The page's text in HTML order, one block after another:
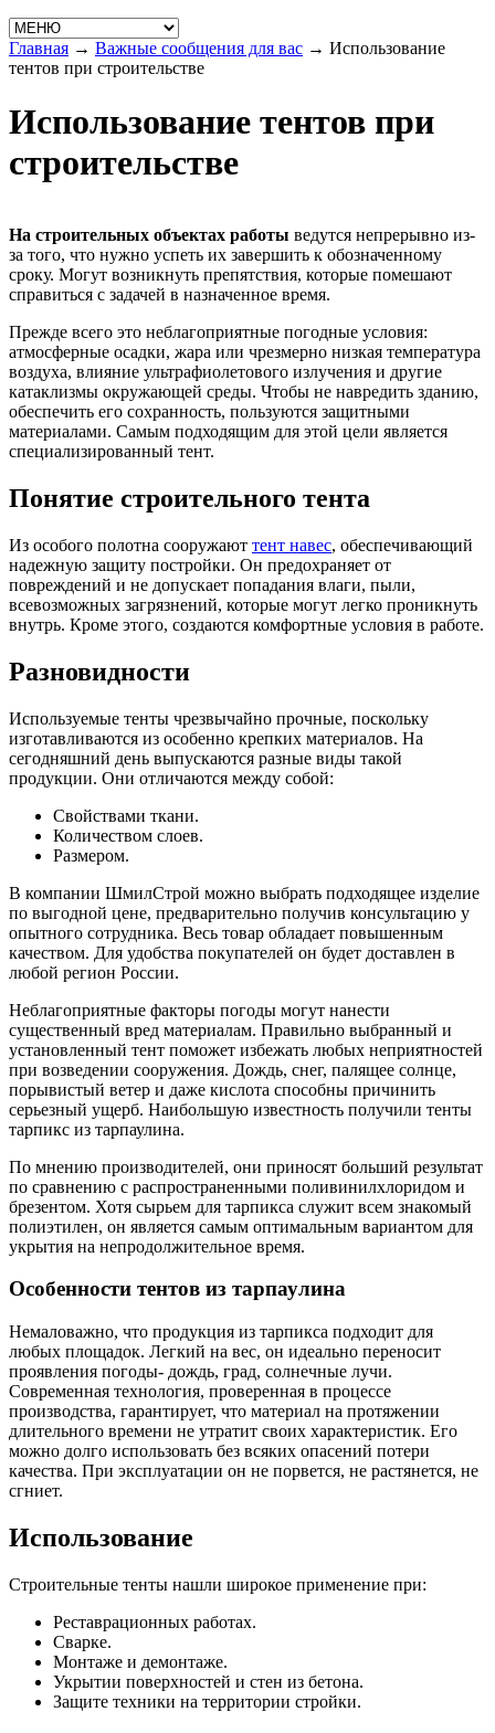
Главная → Важные сообщения для вас → Использование
тентов при строительстве
Использование тентов при
строительстве
На строительных объектах работы ведутся непрерывно из-
за того, что нужно успеть их завершить к обозначенному
сроку. Могут возникнуть препятствия, которые помешают
справиться с задачей в назначенное время.
Прежде всего это неблагоприятные погодные условия:
атмосферные осадки, жара или чрезмерно низкая температура
воздуха, влияние ультрафиолетового излучения и другие
катаклизмы окружающей среды. Чтобы не навредить зданию,
обеспечить его сохранность, пользуются защитными
материалами. Самым подходящим для этой цели является
специализированный тент.
Понятие строительного тента
Из особого полотна сооружают тент навес, обеспечивающий
надежную защиту постройки. Он предохраняет от
повреждений и не допускает попадания влаги, пыли,
всевозможных загрязнений, которые могут легко проникнуть
внутрь. Кроме этого, создаются комфортные условия в работе.
Разновидности
Используемые тенты чрезвычайно прочные, поскольку
изготавливаются из особенно крепких материалов. На
сегодняшний день выпускаются разные виды такой
продукции. Они отличаются между собой:
Свойствами ткани.
Количеством слоев.
Размером.
В компании ШмилСтрой можно выбрать подходящее изделие
по выгодной цене, предварительно получив консультацию у
опытного сотрудника. Весь товар обладает повышенным
качеством. Для удобства покупателей он будет доставлен в
любой регион России.
Неблагоприятные факторы погоды могут нанести
существенный вред материалам. Правильно выбранный и
установленный тент поможет избежать любых неприятностей
при возведении сооружения. Дождь, снег, палящее солнце,
порывистый ветер и даже кислота способны причинить
серьезный ущерб. Наибольшую известность получили тенты
тарпикс из тарпаулина.
По мнению производителей, они приносят больший результат
по сравнению с распространенными поливинилхлоридом и
брезентом. Хотя сырьем для тарпикса служит всем знакомый
полиэтилен, он является самым оптимальным вариантом для
укрытия на непродолжительное время.
Особенности тентов из тарпаулина
Немаловажно, что продукция из тарпикса подходит для
любых площадок. Легкий на вес, он идеально переносит
проявления погоды- дождь, град, солнечные лучи.
Современная технология, проверенная в процессе
производства, гарантирует, что материал на протяжении
длительного времени не утратит своих характеристик. Его
можно долго использовать без всяких опасений потери
качества. При эксплуатации он не порвется, не растянется, не
сгниет.
Использование
Строительные тенты нашли широкое применение при:
Реставрационных работах.
Сварке.
Монтаже и демонтаже.
Укрытии поверхностей и стен из бетона.
Защите техники на территории стройки.